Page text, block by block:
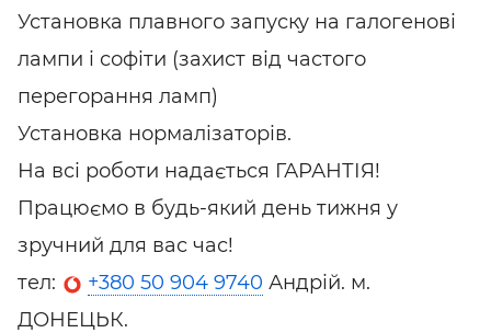
Установка плавного запуску на галогенові
лампи і софіти (захист від частого
перегорання ламп)
Установка нормалізаторів.
На всі роботи надається ГАРАНТІЯ!
Працюємо в будь-який день тижня у
зручний для вас час!
тел:
+380 50 904 9740 Андрій. м.
ДОНЕЦЬК.